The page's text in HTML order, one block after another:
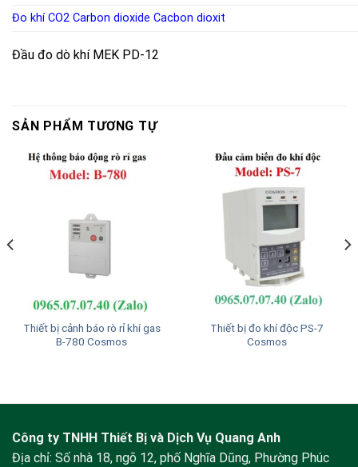
Đo khí CO2 Carbon dioxide Cacbon dioxit
Đầu đo dò khí MEK PD-12
SẢN PHẨM TƯƠNG TỰ
Thiết bị cảnh báo rò rỉ khí gas
B-780 Cosmos
Thiết bị đo khí độc PS-7
Cosmos
Công ty TNHH Thiết Bị và Dịch Vụ Quang Anh
Địa chỉ: Số nhà 18, ngõ 12, phố Nghĩa Dũng, Phường Phúc